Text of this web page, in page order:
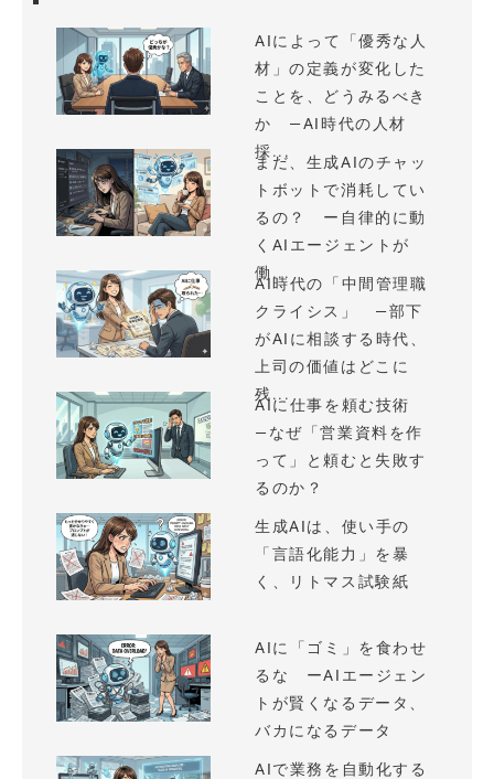
AIによって「優秀な人
材」の定義が変化した
ことを、どうみるべき
か —AI時代の人材
採...
まだ、生成AIのチャッ
トボットで消耗してい
るの？ ー自律的に動
くAIエージェントが
働...
AI時代の「中間管理職
クライシス」 —部下
がAIに相談する時代、
上司の価値はどこに
残...
AIに仕事を頼む技術
—なぜ「営業資料を作
って」と頼むと失敗す
るのか？
生成AIは、使い手の
「言語化能力」を暴
く、リトマス試験紙
AIに「ゴミ」を食わせ
るな ーAIエージェン
トが賢くなるデータ、
バカになるデータ
AIで業務を自動化する